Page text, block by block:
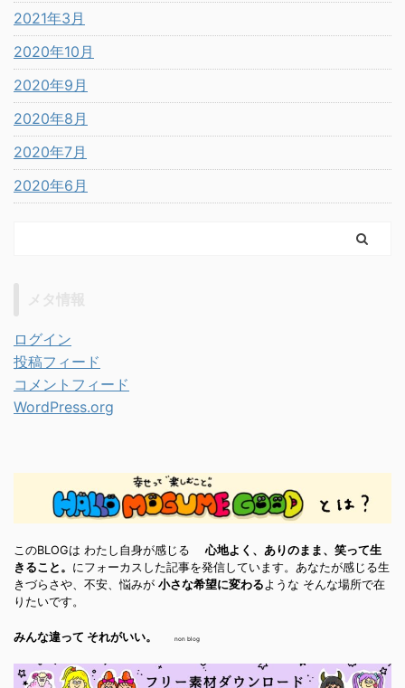
2021年3月
2020年10月
2020年9月
2020年8月
2020年7月
2020年6月
ログイン
投稿フィード
コメントフィード
WordPress.org
このBLOGは わたし自身が感じる心地よく、ありのまま、笑って生
きること。 にフォーカスした記事を発信しています。あなたが感じる生
きづらさや、不安、悩みが 小さな希望に変わるような そんな場所で在
りたいです。
みんな違って それがいい。 non blog